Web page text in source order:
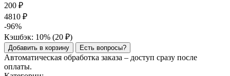
200 ₽
4810 ₽
-96%
Кэшбэк: 10% (20 ₽)
Добавить в корзину Есть вопросы?
Автоматическая обработка заказа – доступ сразу после
оплаты.